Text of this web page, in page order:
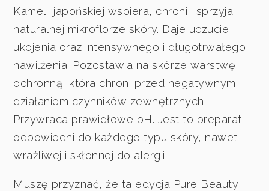
Kamelii japońskiej wspiera, chroni i sprzyja
naturalnej mikroflorze skóry. Daje uczucie
ukojenia oraz intensywnego i długotrwałego
nawilżenia. Pozostawia na skórze warstwę
ochronną, która chroni przed negatywnym
działaniem czynników zewnętrznych.
Przywraca prawidłowe pH. Jest to preparat
odpowiedni do każdego typu skóry, nawet
wrażliwej i skłonnej do alergii.
Muszę przyznać, że ta edycja Pure Beauty